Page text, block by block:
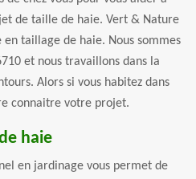
de taille de haie. Vert & Nature
taillage de haie. Nous sommes
et nous travaillons dans la
Alors si vous habitez dans
connaitre votre projet.
haie
en jardinage vous permet de